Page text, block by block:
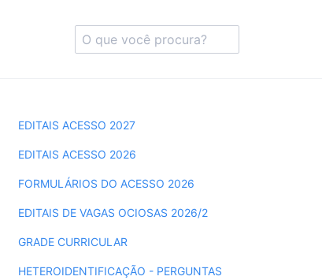
EDITAIS ACESSO 2027
EDITAIS ACESSO 2026
FORMULÁRIOS DO ACESSO 2026
EDITAIS DE VAGAS OCIOSAS 2026/2
GRADE CURRICULAR
HETEROIDENTIFICAÇÃO - PERGUNTAS